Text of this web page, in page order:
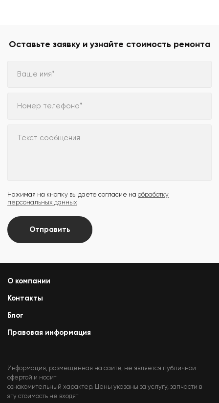
Оставьте заявку и узнайте стоимость ремонта
Ваше имя*
Номер телефона*
Текст сообщения
Нажимая на кнопку вы даете согласие на обработку
персональных данных
Отправить
О компании
Контакты
Блог
Правовая информация
Информация, размещенная на сайте, не является публичной
офертой и носит
ознакомительный характер. Цены указаны за услугу, запчасти в
эту стоимость не входят